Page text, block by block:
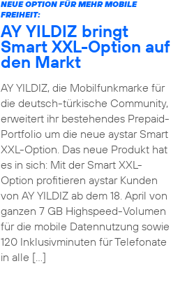
NEUE OPTION FÜR MEHR MOBILE
FREIHEIT:
AY YILDIZ bringt
Smart XXL-Option auf
den Markt
AY YILDIZ, die Mobilfunkmarke für
die deutsch-türkische Community,
erweitert ihr bestehendes Prepaid-
Portfolio um die neue aystar Smart
XXL-Option. Das neue Produkt hat
es in sich: Mit der Smart XXL-
Option profitieren aystar Kunden
von AY YILDIZ ab dem 18. April von
ganzen 7 GB Highspeed-Volumen
für die mobile Datennutzung sowie
120 Inklusivminuten für Telefonate
in alle […]